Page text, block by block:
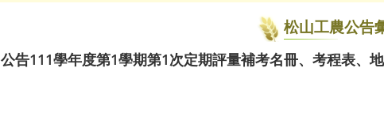
松山工農公告
公告111學年度第1學期第1次定期評量補考名冊、考程表、